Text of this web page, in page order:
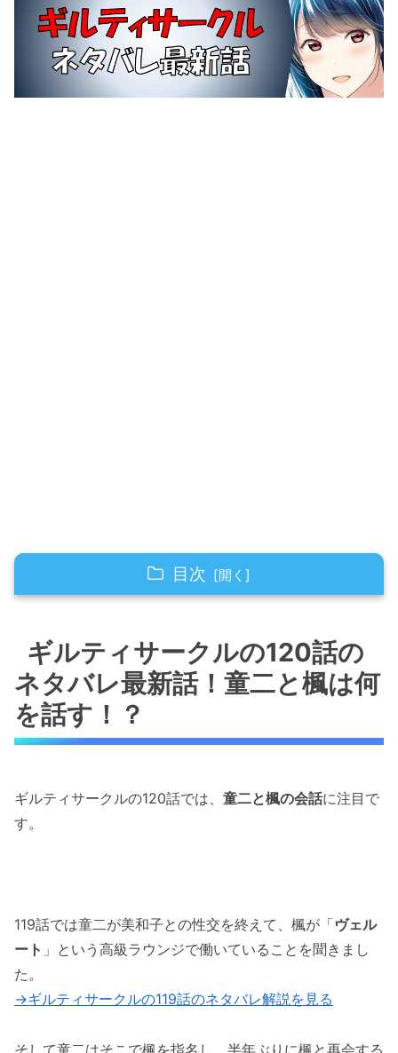
目次
童二と楓は何を話す！？
ギルティサークルの120話のネタバレ最新話！
楓は千鶴のことを諦めている？
ギルティサークルの120話のネタバレ最新話！
ギルティサークルの120話のネタバレ！千鶴の
「ギルティサークルの120話のネタバレ最新
話！童二と楓は何を語る！？」まとめ
ギルティサークルの120話の
ネタバレ最新話！童二と楓は何
を話す！？
ギルティサークルの120話では、 童二と楓の会話に注目で
す。
119話では童二が美和子との性交を終えて、楓が「ヴェル
ート 」という高級ラウンジで働いていることを聞きまし
た。
→ギルティサークルの119話のネタバレ解説を見る
そして童二はそこで楓を指名し、半年ぶりに楓と再会する